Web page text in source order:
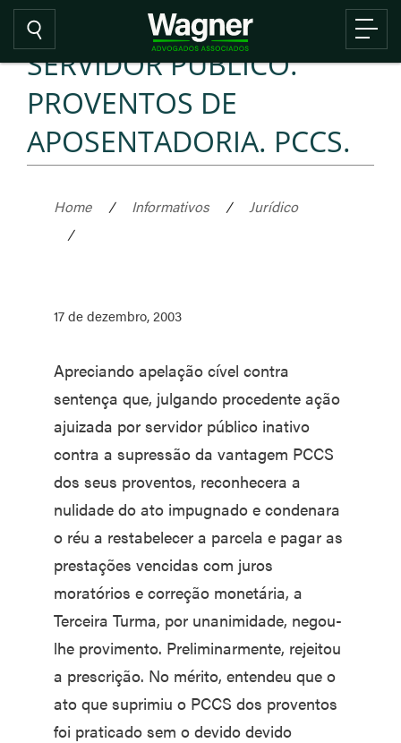
SERVIDOR PÚBLICO.
PROVENTOS DE
APOSENTADORIA. PCCS.
Home / Informativos /
Jurídico
/
17 de dezembro, 2003
Apreciando apelação cível contra
sentença que, julgando procedente ação
ajuizada por servidor público inativo
contra a supressão da vantagem PCCS
dos seus proventos, reconhecera a
nulidade do ato impugnado e condenara
o réu a restabelecer a parcela e pagar as
prestações vencidas com juros
moratórios e correção monetária, a
Terceira Turma, por unanimidade, negou-
lhe provimento. Preliminarmente, rejeitou
a prescrição. No mérito, entendeu que o
ato que suprimiu o PCCS dos proventos
foi praticado sem o devido devido